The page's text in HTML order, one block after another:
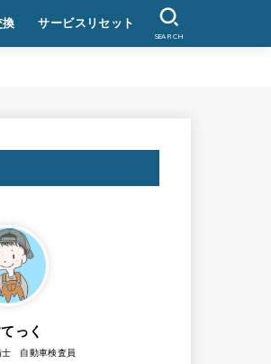
換 サービスリセット
SEARCH
っく
士 自動車検査員